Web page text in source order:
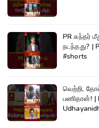
PR சுந்தர்
நடந்தது? |
#shorts
வெற்றி,
பணிதான்! |